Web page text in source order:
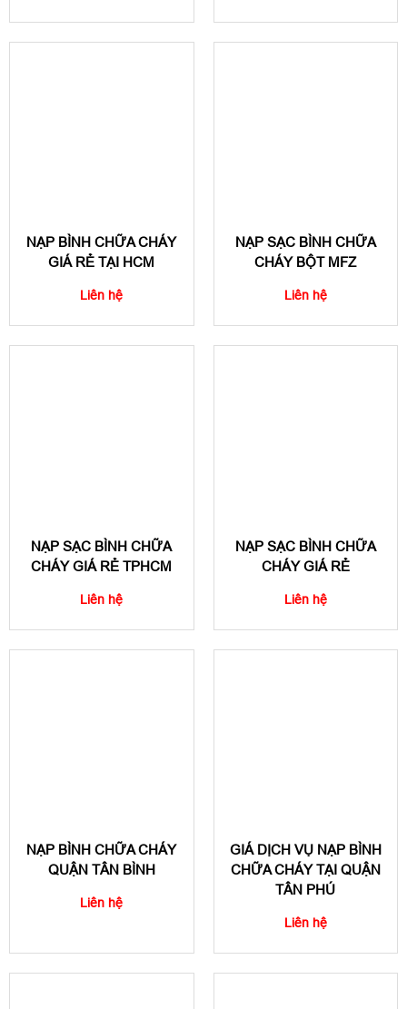
NẠP BÌNH CHỮA CHÁY
GIÁ RẺ TẠI HCM
Liên hệ
NẠP SẠC BÌNH CHỮA
CHÁY BỘT MFZ
Liên hệ
NẠP SẠC BÌNH CHỮA
CHÁY GIÁ RẺ TPHCM
Liên hệ
NẠP SẠC BÌNH CHỮA
CHÁY GIÁ RẺ
Liên hệ
NẠP BÌNH CHỮA CHÁY
QUẬN TÂN BÌNH
Liên hệ
GIÁ DỊCH VỤ NẠP BÌNH
CHỮA CHÁY TẠI QUẬN
TÂN PHÚ
Liên hệ